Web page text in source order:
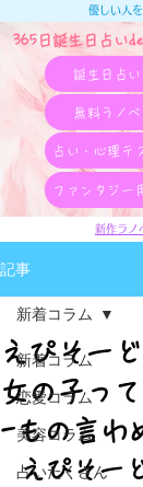
365日誕生日占い
優しい人
誕生日占い
無料ラノベ
占い・心理テ
ファンタジー
新作ラノ
記事
新着コラム
恋愛コラム
美容コラム
占いたくさん
新着コラム
えぴそー
女の子っ
-もの言わ
えぴそー